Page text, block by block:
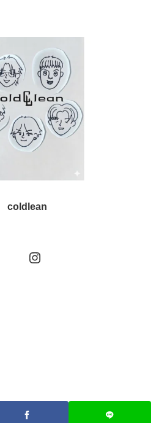
coldlean
Instagram